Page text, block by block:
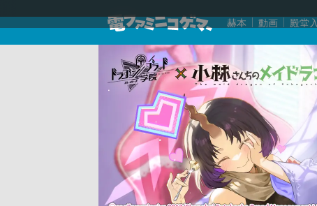
赫本 動画 殿堂